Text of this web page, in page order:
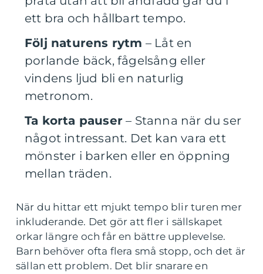
ett bra och hållbart tempo.
Följ naturens rytm – Låt en
porlande bäck, fågelsång eller
vindens ljud bli en naturlig
metronom.
Ta korta pauser – Stanna när du ser
något intressant. Det kan vara ett
mönster i barken eller en öppning
mellan träden.
När du hittar ett mjukt tempo blir turen mer
inkluderande. Det gör att fler i sällskapet
orkar längre och får en bättre upplevelse.
Barn behöver ofta flera små stopp, och det är
sällan ett problem. Det blir snarare en